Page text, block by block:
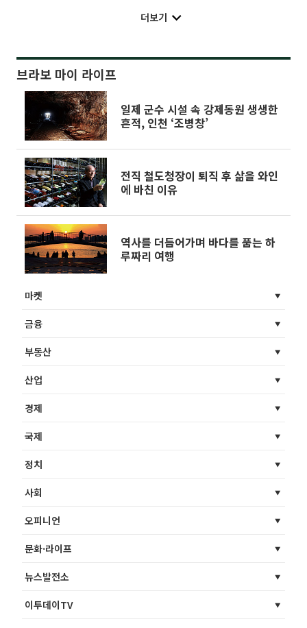
더보기
브라보 마이 라이프
일제 군수 시설 속 강제동원 생생한
흔적, 인천 ‘조병창’
전직 철도청장이 퇴직 후 삶을 와인
에 바친 이유
역사를 더듬어가며 바다를 품는 하
루짜리 여행
마켓
금융
부동산
산업
경제
국제
정치
사회
오피니언
문화·라이프
뉴스발전소
이투데이TV